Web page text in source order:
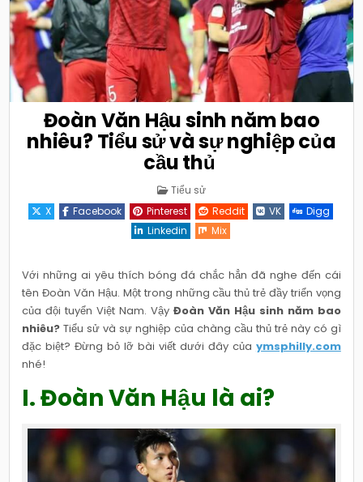
Đoàn Văn Hậu sinh năm bao
nhiêu? Tiểu sử và sự nghiệp của
cầu thủ
Posted
Tiểu sử
X
Facebook Pinterest Reddit VK
Digg
Linkedin
Mix
Với những ai yêu thích bóng đá chắc hẳn đã nghe đến cái
tên Đoàn Văn Hậu. Một trong những cầu thủ trẻ đầy triển vọng
của đội tuyển Việt Nam. Vậy Đoàn Văn Hậu sinh năm bao
nhiêu? Tiểu sử và sự nghiệp của chàng cầu thủ trẻ này có gì
đặc biệt? Đừng bỏ lỡ bài viết dưới đây của ymsphilly.com
nhé!
I. Đoàn Văn Hậu là ai?